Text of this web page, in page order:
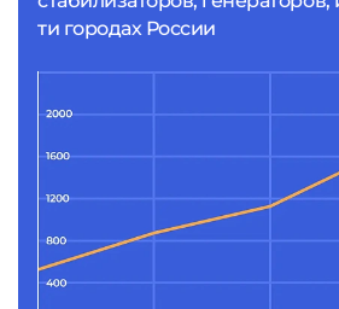
ти городах России